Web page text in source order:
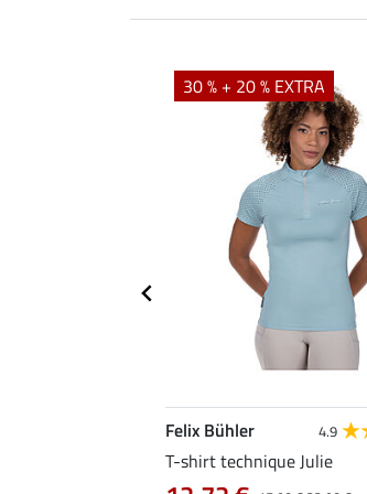
30 % + 20 % EXTRA
Felix Bühler 4.9
T-shirt technique Julie